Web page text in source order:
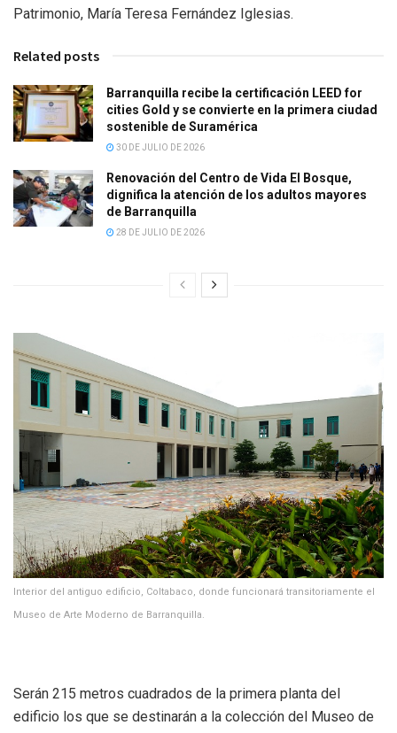
Patrimonio, María Teresa Fernández Iglesias.
Related posts
Barranquilla recibe la certificación LEED for
cities Gold y se convierte en la primera ciudad
sostenible de Suramérica
30 DE JULIO DE 2026
Renovación del Centro de Vida El Bosque,
dignifica la atención de los adultos mayores
de Barranquilla
28 DE JULIO DE 2026
Interior del antiguo edificio, Coltabaco, donde funcionará transitoriamente el
Museo de Arte Moderno de Barranquilla.
Serán 215 metros cuadrados de la primera planta del
edificio los que se destinarán a la colección del Museo de